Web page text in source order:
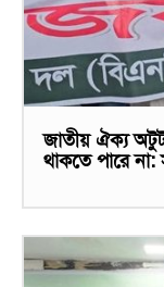
জাতীয় ঐক্য অটুট
থাকতে পারে